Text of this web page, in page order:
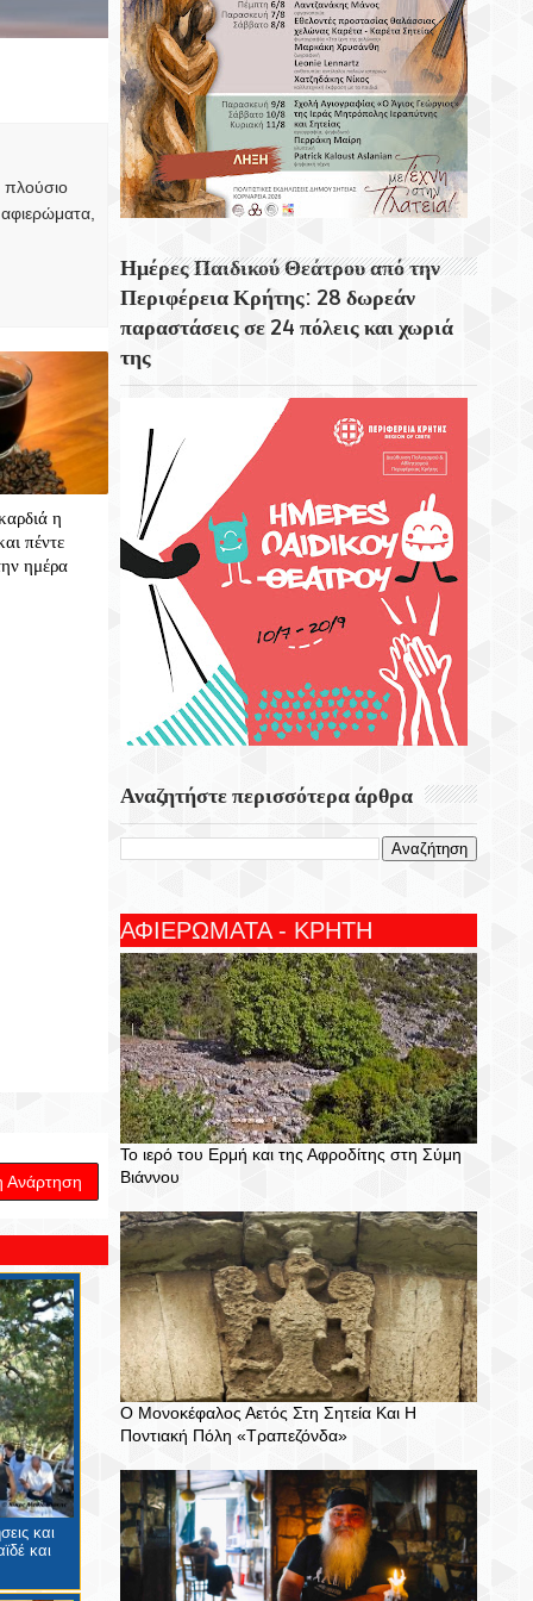
T
E
T
E
N
T
πλούσιο
η
πέντε
ημέρα
Ανάρτηση
και
και
Η Μεσσήνη Η Τρίτη Μεγαλύτερη Πόλη Στη
Σικελία
Ο Σκορπιός Το Νησί Του Αριστοτέλη
Ωνάση
Το Φαινόμενο Φάτα Μοργκάνα
Ημέρες Παιδικού Θεάτρου από την
Περιφέρεια Κρήτης: 28 δωρεάν
παραστάσεις σε 24 πόλεις και χωριά
της
Αναζητήστε περισσότερα άρθρα
ΑΦΙΕΡΩΜΑΤΑ - ΚΡΗΤΗ
Το ιερό του Ερμή και της Αφροδίτης στη Σύμη
Βιάννου
Ο Μονοκέφαλος Αετός Στη Σητεία Και Η
Ποντιακή Πόλη «Τραπεζόνδα»